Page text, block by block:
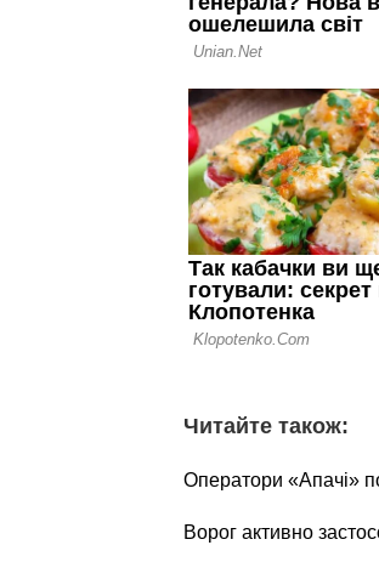
Читайте також:
Оператори «Апачі»
Ворог активно